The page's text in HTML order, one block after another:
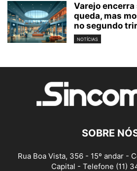
Varejo
queda, mas
no segundo
NOTÍCIAS
SOBRE
Rua Boa Vista, 356 - 15º andar -
Capital - Telefone (11)